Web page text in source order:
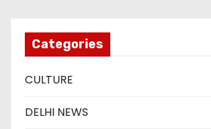
Categories
CULTURE
DELHI NEWS